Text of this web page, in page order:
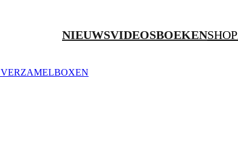
NIEUWSVIDEOSBOEKENSHOP
VERZAMELBOXEN